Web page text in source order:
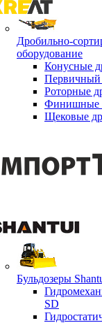
Дробильно-
оборудование
Конусные
Первичный
Роторные
Финишные
Щековые
Бульдозеры
SD